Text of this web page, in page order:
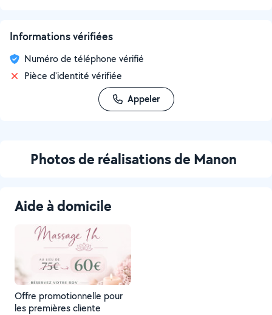
Informations vérifiées
Numéro de téléphone vérifié
Pièce d'identité vérifiée
Appeler
Photos de réalisations de Manon
Aide à domicile
Offre promotionnelle pour
les premières cliente